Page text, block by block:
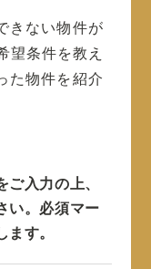
きない物件が
望条件を教え
た物件を紹介
入力の上、
。 必須マー
す。